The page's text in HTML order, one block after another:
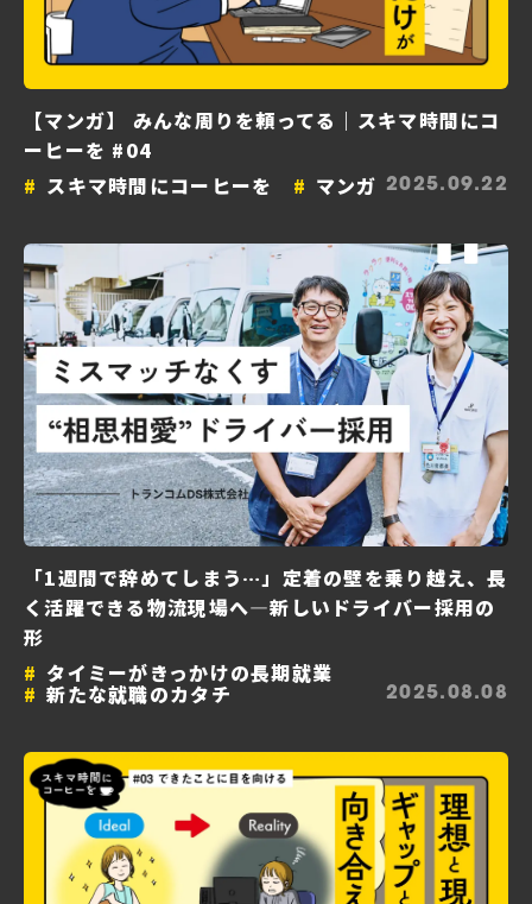
【マンガ】 みんな周りを頼ってる｜スキマ時間にコ
ーヒーを #04
スキマ時間にコーヒーを
マンガ 2025.09.22
「1週間で辞めてしまう…」定着の壁を乗り越え、長
く活躍できる物流現場へ—新しいドライバー採用の
形
タイミーがきっかけの長期就業
新たな就職のカタチ 2025.08.08